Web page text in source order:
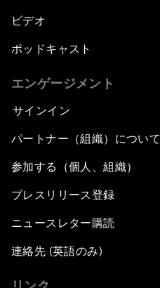
ビデオ
ポッドキャスト
エンゲージメント
サインイン
パートナー（組織）について
参加する（個人、組織）
プレスリリース登録
ニュースレター購読
連絡先 (英語のみ)